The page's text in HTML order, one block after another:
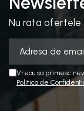
Nu rata ofertele
Vreau sa primesc
Politica de